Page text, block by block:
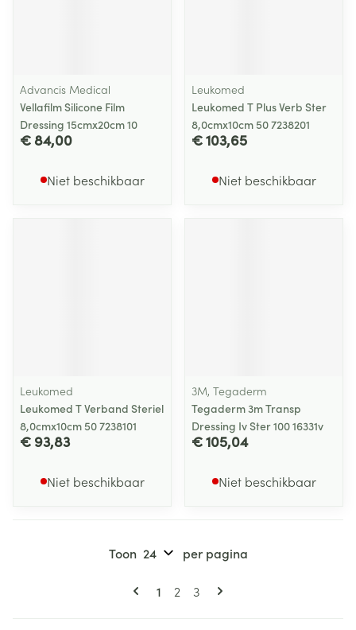
Advancis Medical
Vellafilm Silicone Film
Dressing 15cmx20cm 10
€ 84,00
Niet beschikbaar
Leukomed
Leukomed T Plus Verb Ster
8,0cmx10cm 50 7238201
€ 103,65
Niet beschikbaar
Leukomed
Leukomed T Verband Steriel
8,0cmx10cm 50 7238101
€ 93,83
Niet beschikbaar
3M, Tegaderm
Tegaderm 3m Transp
Dressing Iv Ster 100 16331v
€ 105,04
Niet beschikbaar
Pagina's
U lees momenteel pagina
1 Pagina
2 Pagina
3
Toon per pagina